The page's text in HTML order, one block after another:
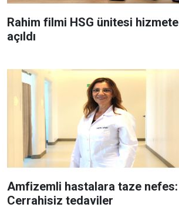
Rahim filmi HSG ünitesi hizmete
açıldı
Amfizemli hastalara taze nefes:
Cerrahisiz tedaviler